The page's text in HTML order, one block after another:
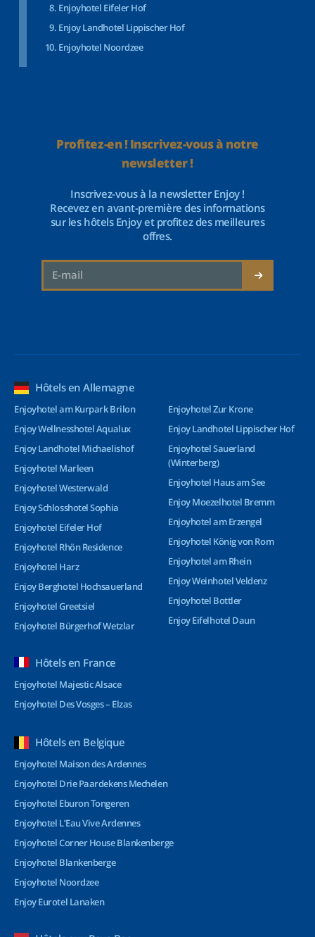
Enjoyhotel Eifeler Hof
Enjoy Landhotel Lippischer Hof
Enjoyhotel Noordzee
Profitez-en ! Inscrivez-vous à notre
newsletter !
Inscrivez-vous à la newsletter Enjoy !
Recevez en avant-première des informations
sur les hôtels Enjoy et profitez des meilleures
offres.
Hôtels en Allemagne
Enjoyhotel am Kurpark Brilon
Enjoy Wellnesshotel Aqualux
Enjoy Landhotel Michaelishof
Enjoyhotel Marleen
Enjoyhotel Westerwald
Enjoy Schlosshotel Sophia
Enjoyhotel Eifeler Hof
Enjoyhotel Rhön Residence
Enjoyhotel Harz
Enjoy Berghotel Hochsauerland
Enjoyhotel Greetsiel
Enjoyhotel Bürgerhof Wetzlar
Enjoyhotel Zur Krone
Enjoy Landhotel Lippischer Hof
Enjoyhotel Sauerland
(Winterberg)
Enjoyhotel Haus am See
Enjoy Moezelhotel Bremm
Enjoyhotel am Erzengel
Enjoyhotel König von Rom
Enjoyhotel am Rhein
Enjoy Weinhotel Veldenz
Enjoyhotel Bottler
Enjoy Eifelhotel Daun
Hôtels en France
Enjoyhotel Majestic Alsace
Enjoyhotel Des Vosges – Elzas
Hôtels en Belgique
Enjoyhotel Maison des Ardennes
Enjoyhotel Drie Paardekens Mechelen
Enjoyhotel Eburon Tongeren
Enjoyhotel L’Eau Vive Ardennes
Enjoyhotel Corner House Blankenberge
Enjoyhotel Blankenberge
Enjoyhotel Noordzee
Enjoy Eurotel Lanaken